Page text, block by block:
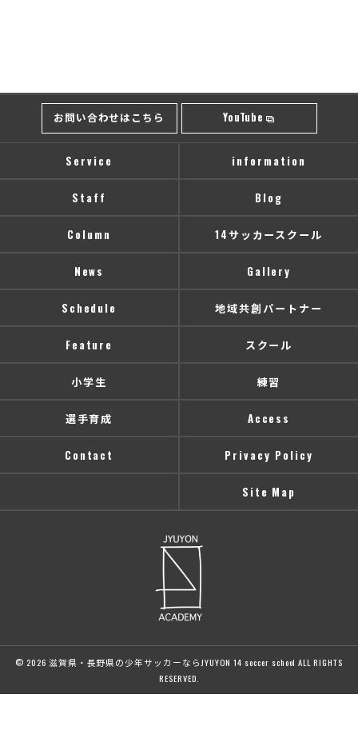
お問い合わせはこちら YouTube
Service information
Staff Blog
Column 14サッカースクール
News Gallery
Schedule 地域共創パートナー
Feature スクール
小学生 練習
選手育成 Access
Contact Privacy Policy
Site Map
© 2026 滋賀県・長野県の少年サッカーならJYUYON 14 soccer school ALL RIGHTS
RESERVED.